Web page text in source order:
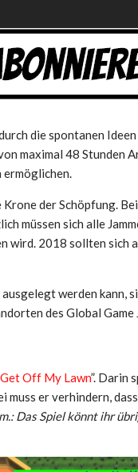
die spontanen
maximal 48
ermöglichen.
Krone der Schöpfung.
müssen sich alle
wird. 2018 sollten sich
werden kann,
des Global Game
Get Off My Lawn”. Darin
er verhindern,
Das Spiel könnt ihr